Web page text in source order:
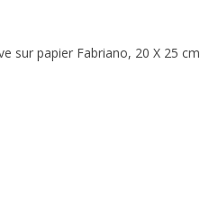
sur papier Fabriano, 20 X 25 cm